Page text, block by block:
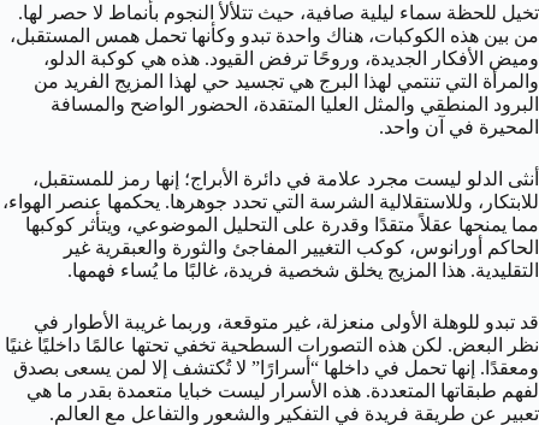
تخيل للحظة سماء ليلية صافية، حيث تتلألأ النجوم بأنماط لا حصر لها.
من بين هذه الكوكبات، هناك واحدة تبدو وكأنها تحمل همس المستقبل،
وميض الأفكار الجديدة، وروحًا ترفض القيود. هذه هي كوكبة الدلو،
والمرأة التي تنتمي لهذا البرج هي تجسيد حي لهذا المزيج الفريد من
البرود المنطقي والمثل العليا المتقدة، الحضور الواضح والمسافة
المحيرة في آن واحد.
أنثى الدلو ليست مجرد علامة في دائرة الأبراج؛ إنها رمز للمستقبل،
للابتكار، وللاستقلالية الشرسة التي تحدد جوهرها. يحكمها عنصر الهواء،
مما يمنحها عقلاً متقدًا وقدرة على التحليل الموضوعي، ويتأثر كوكبها
الحاكم أورانوس، كوكب التغيير المفاجئ والثورة والعبقرية غير
التقليدية. هذا المزيج يخلق شخصية فريدة، غالبًا ما يُساء فهمها.
قد تبدو للوهلة الأولى منعزلة، غير متوقعة، وربما غريبة الأطوار في
نظر البعض. لكن هذه التصورات السطحية تخفي تحتها عالمًا داخليًا غنيًا
ومعقدًا. إنها تحمل في داخلها “أسرارًا” لا تُكتشف إلا لمن يسعى بصدق
لفهم طبقاتها المتعددة. هذه الأسرار ليست خبايا متعمدة بقدر ما هي
تعبير عن طريقة فريدة في التفكير والشعور والتفاعل مع العالم.